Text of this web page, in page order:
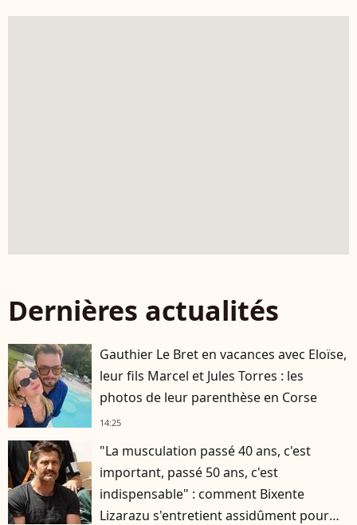
Dernières actualités
Gauthier Le Bret en vacances avec Eloïse,
leur fils Marcel et Jules Torres : les
photos de leur parenthèse en Corse
14:25
"La musculation passé 40 ans, c'est
important, passé 50 ans, c'est
indispensable" : comment Bixente
Lizarazu s'entretient assidûment pour